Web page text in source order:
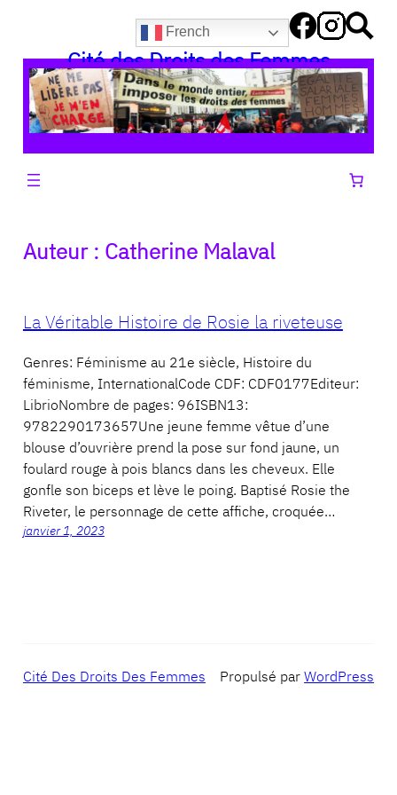
contenu
French
Cité des Droits des Femmes
Auteur : Catherine Malaval
La Véritable Histoire de Rosie la riveteuse
Genres: Féminisme au 21e siècle, Histoire du
féminisme, InternationalCode CDF: CDF0177Editeur:
LibrioNombre de pages: 96ISBN13:
9782290173657Une jeune femme vêtue d’une
blouse d’ouvrière prend la pose sur fond jaune, un
foulard rouge à pois blancs dans les cheveux. Elle
gonfle son biceps et lève le poing. Baptisé Rosie the
Riveter, le personnage de cette affiche, croquée…
janvier 1, 2023
Cité Des Droits Des Femmes Propulsé parWordPress